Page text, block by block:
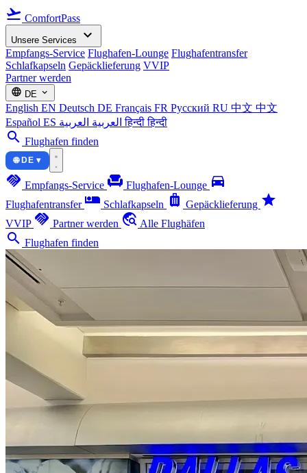
flight_takeoff ComfortPass
Unsere Services expand_more
Empfangs-Service Flughafen-Lounge Flughafentransfer
Schlafkapseln Gepäcklieferung VVIP
Partner werden
language DE expand_more
English EN Deutsch DE Français FR Русский RU 中文 中文
Español ES العربية العربية हिन्दीहिन्दी
search Flughafen finden
🌐 DE ▾
handshake Empfangs-Service chair Flughafen-Lounge directions_car
Flughafentransfer airline_seat_individual_suite Schlafkapseln luggage Gepäcklieferung star
VVIP handshake Partner werden travel_explore Alle Flughäfen
search Flughafen finden